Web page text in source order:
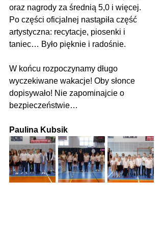
oraz nagrody za średnią 5,0 i więcej.
Po części oficjalnej nastąpiła część
artystyczna: recytacje, piosenki i
taniec… Było pięknie i radośnie.
W końcu rozpoczynamy długo
wyczekiwane wakacje! Oby słonce
dopisywało! Nie zapominajcie o
bezpieczeństwie…
Paulina Kubsik